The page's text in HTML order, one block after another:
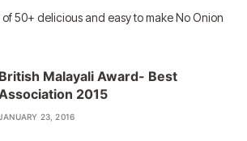
50+ delicious and easy to make No Onion
British Malayali Award- Best
2015
23, 2016